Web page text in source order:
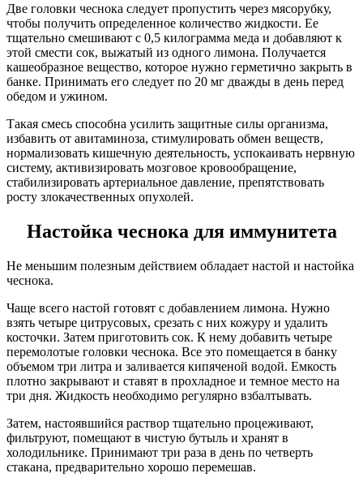
Две головки чеснока следует пропустить через мясорубку,
чтобы получить определенное количество жидкости. Ее
тщательно смешивают с 0,5 килограмма меда и добавляют к
этой смести сок, выжатый из одного лимона. Получается
кашеобразное вещество, которое нужно герметично закрыть в
банке. Принимать его следует по 20 мг дважды в день перед
обедом и ужином.
Такая смесь способна усилить защитные силы организма,
избавить от авитаминоза, стимулировать обмен веществ,
нормализовать кишечную деятельность, успокаивать нервную
систему, активизировать мозговое кровообращение,
стабилизировать артериальное давление, препятствовать
росту злокачественных опухолей.
Настойка чеснока для иммунитета
Не меньшим полезным действием обладает настой и настойка
чеснока.
Чаще всего настой готовят с добавлением лимона. Нужно
взять четыре цитрусовых, срезать с них кожуру и удалить
косточки. Затем приготовить сок. К нему добавить четыре
перемолотые головки чеснока. Все это помещается в банку
объемом три литра и заливается кипяченой водой. Емкость
плотно закрывают и ставят в прохладное и темное место на
три дня. Жидкость необходимо регулярно взбалтывать.
Затем, настоявшийся раствор тщательно процеживают,
фильтруют, помещают в чистую бутыль и хранят в
холодильнике. Принимают три раза в день по четверть
стакана, предварительно хорошо перемешав.